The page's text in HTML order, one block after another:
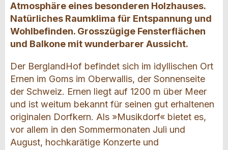
Atmosphäre eines besonderen Holzhauses.
Natürliches Raumklima für Entspannung und
Wohlbefinden. Grosszügige Fensterflächen
und Balkone mit wunderbarer Aussicht.
Der BerglandHof befindet sich im idyllischen Ort
Ernen im Goms im Oberwallis, der Sonnenseite
der Schweiz. Ernen liegt auf 1200 m über Meer
und ist weitum bekannt für seinen gut erhaltenen
originalen Dorfkern. Als »Musikdorf« bietet es,
vor allem in den Sommermonaten Juli und
August, hochkarätige Konzerte und